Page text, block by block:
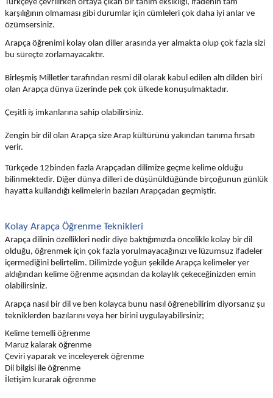
Türkçeye çevrilirken ortaya çıkan bir tanım eksikliği, ifadenin tam
karşılığının olmaması gibi durumlar için cümleleri çok daha iyi anlar ve
özümsersiniz.
Arapça öğrenimi kolay olan diller arasında yer almakta olup çok fazla sizi
bu süreçte zorlamayacaktır.
Birleşmiş Milletler tarafından resmi dil olarak kabul edilen altı dilden biri
olan Arapça dünya üzerinde pek çok ülkede konuşulmaktadır.
Çeşitli iş imkanlarına sahip olabilirsiniz.
Zengin bir dil olan Arapça size Arap kültürünü yakından tanıma fırsatı
verir.
Türkçede 12binden fazla Arapçadan dilimize geçme kelime olduğu
bilinmektedir. Diğer dünya dilleri de düşünüldüğünde birçoğunun günlük
hayatta kullandığı kelimelerin bazıları Arapçadan geçmiştir.
Kolay Arapça Öğrenme Teknikleri
Arapça dilinin özellikleri nedir diye baktığımızda öncelikle kolay bir dil
olduğu, öğrenmek için çok fazla yorulmayacağınızı ve lüzumsuz ifadeler
içermediğini belirtelim. Dilimizde yoğun şekilde Arapça kelimeler yer
aldığından kelime öğrenme açısından da kolaylık çekeceğinizden emin
olabilirsiniz.
Arapça nasıl bir dil ve ben kolayca bunu nasıl öğrenebilirim diyorsanız şu
tekniklerden bazılarını veya her birini uygulayabilirsiniz;
Kelime temelli öğrenme
Maruz kalarak öğrenme
Çeviri yaparak ve inceleyerek öğrenme
Dil bilgisi ile öğrenme
İletişim kurarak öğrenme